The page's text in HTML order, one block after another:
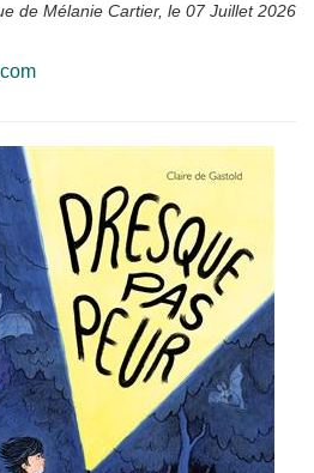
de Mélanie Cartier, le 07 Juillet 2026